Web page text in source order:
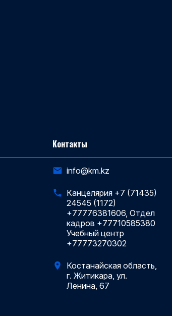
Контакты
info@km.kz
Канцелярия +7 (71435)
24545 (1172)
+77776381606, Отдел
кадров +77710585380
Учебный центр
+77773270302
Костанайская область,
г. Житикара, ул.
Ленина, 67